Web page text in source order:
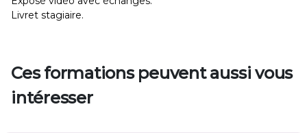
Livret stagiaire.
Ces formations peuvent aussi vous
intéresser